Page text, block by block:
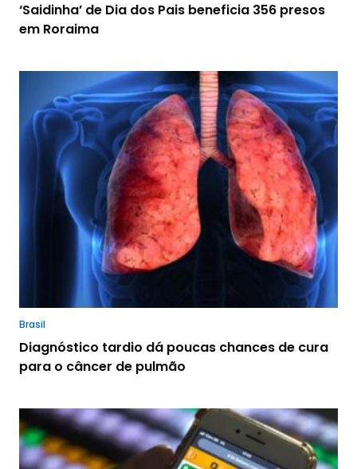
‘Saidinha’ de Dia dos Pais beneficia 356 presos
em Roraima
Brasil
Diagnóstico tardio dá poucas chances de cura
para o câncer de pulmão